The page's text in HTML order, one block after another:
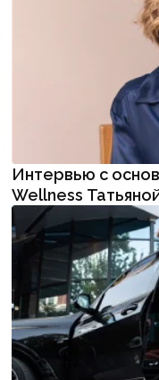
Интервью с
Wellness